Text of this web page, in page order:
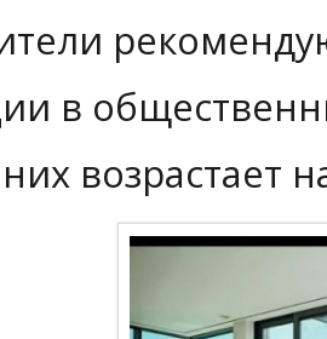
в
возрастает